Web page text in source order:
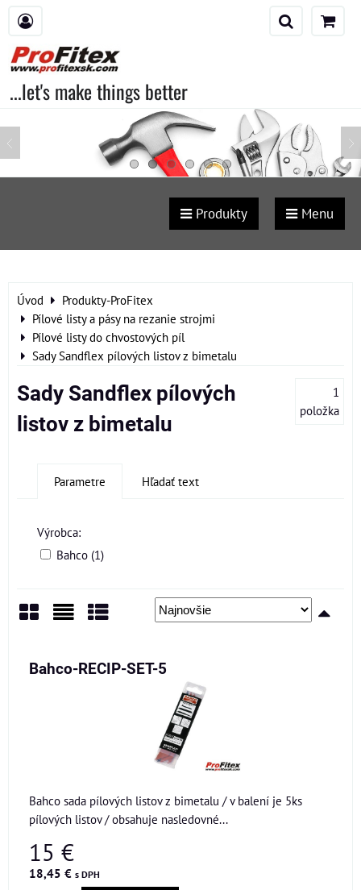
...let's make things better
Produkty Menu
Úvod
Produkty-ProFitex
Pílové listy a pásy na rezanie strojmi
Pílové listy do chvostových píl
Sady Sandflex pílových listov z bimetalu
Sady Sandflex pílových
listov z bimetalu
1
položka
Parametre Hľadať text
Výrobca:
Bahco (1)
Bahco-RECIP-SET-5
Bahco sada pílových listov z bimetalu / v balení je 5ks
pílových listov / obsahuje nasledovné...
15 €
18,45 € s DPH